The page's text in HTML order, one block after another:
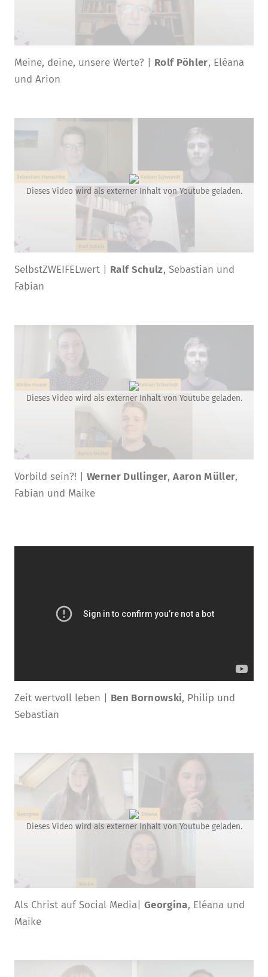
Meine, deine, unsere Werte? | Rolf Pöhler, Eléana
und Arion
Dieses Video wird als externer Inhalt von Youtube geladen.
SelbstZWEIFELwert | Ralf Schulz, Sebastian und
Fabian
Dieses Video wird als externer Inhalt von Youtube geladen.
Vorbild sein?! | Werner Dullinger,Aaron Müller,
Fabian und Maike
Zeit wertvoll leben | Ben Bornowski, Philip und
Sebastian
Dieses Video wird als externer Inhalt von Youtube geladen.
Als Christ auf Social Media| Georgina, Eléana und
Maike